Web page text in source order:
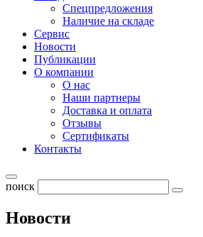
Спецпредложения
Наличие на складе
Сервис
Новости
Публикации
О компании
О нас
Наши партнеры
Доставка и оплата
Отзывы
Сертификаты
Контакты
поиск
Новости